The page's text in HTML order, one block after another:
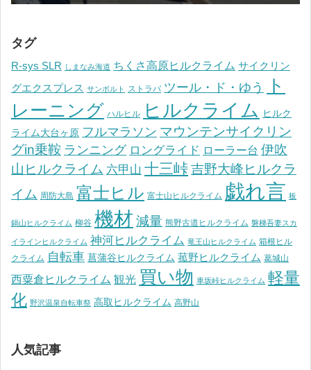
タグ
R-sys SLR しまなみ海道 ちくさ高原ヒルクライム サイクリン
グエクスプレス サンボルト ストラバ ツール・ド・ゆう
ト
レーニング ハルヒル ヒルクライム ヒルク
ライム大台ヶ原 フルマラソン マウンテンサイクリン
グin乗鞍 ランニング ロングライド ローラー台 伊吹
山ヒルクライム 六甲山 十三峠吉野大峰ヒルクラ
イム 周防大島 富士ヒル 富士山ヒルクライム 戯れ言 板
鍋山ヒルクライム 柳谷 機材 減量 熊野古道ヒルクライム 磐梯吾妻スカ
イラインヒルクライム 神河ヒルクライム 竜王山ヒルクライム 箱根ヒル
クライム 自転車 菖蒲谷ヒルクライム 菰野ヒルクライム 葛城山
西粟倉ヒルクライム 観光 買い物 車坂峠ヒルクライム 軽量
化 野沢温泉自転車祭 高取ヒルクライム 高野山
人気記事